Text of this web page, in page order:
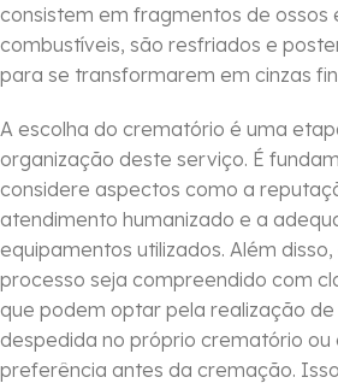
consistem em fragmentos de ossos
combustíveis, são resfriados e
para se transformarem em cinzas
A escolha do crematório é uma
organização deste serviço. É
considere aspectos como a
atendimento humanizado e a
equipamentos utilizados. Além
processo seja compreendido com
que podem optar pela realização
despedida no próprio crematório ou
preferência antes da cremação.